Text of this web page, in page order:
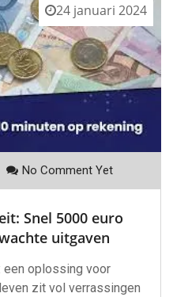
24 januari 2024
No Comment Yet
Snel 5000 euro
uitgaven
een oplossing voor
zit vol verrassingen